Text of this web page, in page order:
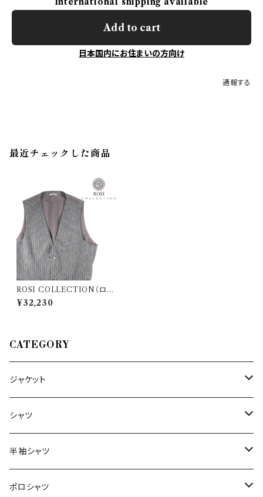
Add to cart
日本国内にお住まいの方向け
通報する
最近チェックした商品
ROSI COLLECTION（ロー
ジコレクション） ジレ BENNY
dis.05 23328
¥32,230
CATEGORY
ジャケット
～44/S
46/M
48/L
シャツ
～44/S
46/M
半袖シャツ
～44/S
ポロシャツ